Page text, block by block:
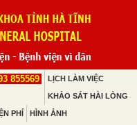
855569 LỊCH LÀM VIỆC
KHẢO SÁT HÀI LÒNG
PHÍ HÌNH ẢNH